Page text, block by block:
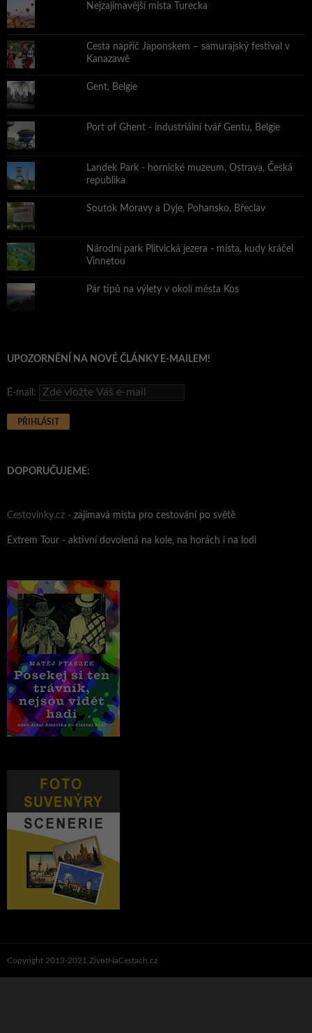
Nejzajímavější místa Turecka
Cesta napříč Japonskem – samurajský festival v
Kanazawě
Gent, Belgie
Port of Ghent - industriální tvář Gentu, Belgie
Landek Park - hornické muzeum, Ostrava, Česká
republika
Soutok Moravy a Dyje, Pohansko, Břeclav
Národní park Plitvická jezera - místa, kudy kráčel
Vinnetou
Pár tipů na výlety v okolí města Kos
UPOZORNĚNÍ NA NOVÉ ČLÁNKY E-MAILEM!
E-mail:
DOPORUČUJEME:
Cestovinky.cz - zajímavá místa pro cestování po světě
Extrem Tour - aktivní dovolená na kole, na horách i na lodi